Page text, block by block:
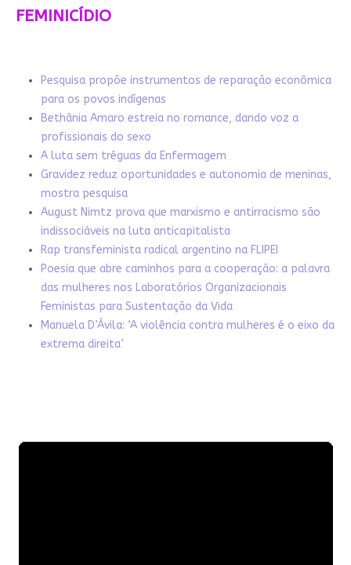
FEMINICÍDIO
Pesquisa propõe instrumentos de reparação econômica
para os povos indígenas
Bethânia Amaro estreia no romance, dando voz a
profissionais do sexo
A luta sem tréguas da Enfermagem
Gravidez reduz oportunidades e autonomia de meninas,
mostra pesquisa
August Nimtz prova que marxismo e antirracismo são
indissociáveis na luta anticapitalista
Rap transfeminista radical argentino na FLIPEI
Poesia que abre caminhos para a cooperação: a palavra
das mulheres nos Laboratórios Organizacionais
Feministas para Sustentação da Vida
Manuela D’Ávila: ‘A violência contra mulheres é o eixo da
extrema direita’